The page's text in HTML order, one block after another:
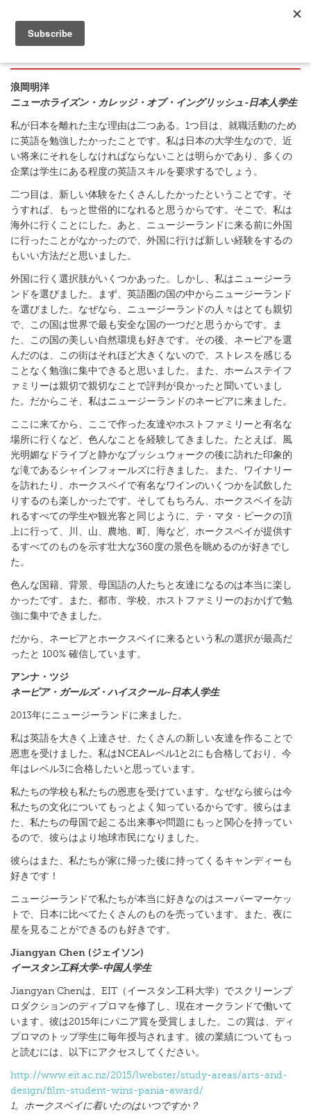
浪岡明洋
ニューホライズン・カレッジ・オブ・イングリッシュ-日本人学生
私が日本を離れた主な理由は二つある。1つ目は、就職活動のため
に英語を勉強したかったことです。私は日本の大学生なので、近
い将来にそれをしなければならないことは明らかであり、多くの
企業は学生にある程度の英語スキルを要求するでしょう。
二つ目は、新しい体験をたくさんしたかったということです。そ
うすれば、もっと世俗的になれると思うからです。そこで、私は
海外に行くことにした。あと、ニュージーランドに来る前に外国
に行ったことがなかったので、外国に行けば新しい経験をするの
もいい方法だと思いました。
外国に行く選択肢がいくつかあった。しかし、私はニュージーラ
ンドを選びました。まず、英語圏の国の中からニュージーランド
を選びました。なぜなら、ニュージーランドの人々はとても親切
で、この国は世界で最も安全な国の一つだと思うからです。ま
た、この国の美しい自然環境も好きです。その後、ネーピアを選
んだのは、この街はそれほど大きくないので、ストレスを感じる
ことなく勉強に集中できると思いました。また、ホームステイフ
ァミリーは親切で親切なことで評判が良かったと聞いていまし
た。だからこそ、私はニュージーランドのネーピアに来ました。
ここに来てから、ここで作った友達やホストファミリーと有名な
場所に行くなど、色んなことを経験してきました。たとえば、風
光明媚なドライブと静かなブッシュウォークの後に訪れた印象的
な滝であるシャインフォールズに行きました。また、ワイナリー
を訪れたり、ホークスベイで有名なワインのいくつかを試飲した
りするのも楽しかったです。そしてもちろん、ホークスベイを訪
れるすべての学生や観光客と同じように、テ・マタ・ピークの頂
上に行って、川、山、農地、町、海など、ホークスベイが提供す
るすべてのものを示す壮大な360度の景色を眺めるのが好きでし
た。
色んな国籍、背景、母国語の人たちと友達になるのは本当に楽し
かったです。また、都市、学校、ホストファミリーのおかげで勉
強に集中できました。
だから、ネーピアとホークスベイに来るという私の選択が最高だ
ったと 100% 確信しています。
アンナ・ツジ
ネーピア・ガールズ・ハイスクール-日本人学生
2013年にニュージーランドに来ました。
私は英語を大きく上達させ、たくさんの新しい友達を作ることで
恩恵を受けました。私はNCEAレベル1と2にも合格しており、今
年はレベル3に合格したいと思っています。
私たちの学校も私たちの恩恵を受けています。なぜなら彼らは今
私たちの文化についてもっとよく知っているからです。彼らはま
た、私たちの母国で起こる出来事や問題にもっと関心を持ってい
るので、彼らはより地球市民になりました。
彼らはまた、私たちが家に帰った後に持ってくるキャンディーも
好きです！
ニュージーランドで私たちが本当に好きなのはスーパーマーケッ
トで、日本に比べてたくさんのものを売っています。また、夜に
星を見ることができるのも好きです。
Jiangyan Chen (ジェイソン)
イースタン工科大学-中国人学生
Jiangyan Chenは、EIT（イースタン工科大学）でスクリーンプ
ロダクションのディプロマを修了し、現在オークランドで働いて
います。彼は2015年にパニア賞を受賞しました。この賞は、ディ
プロマのトップ学生に毎年授与されます。彼の業績についてもっ
と読むには、以下にアクセスしてください。
http://www.eit.ac.nz/2015/lwebster/study-areas/arts-and-
design/film-student-wins-pania-award/
1。ホークスベイに着いたのはいつですか？